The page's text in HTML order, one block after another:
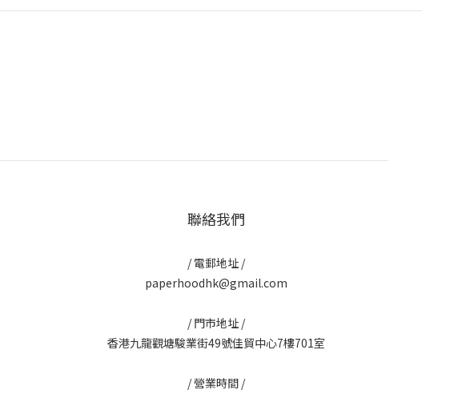
聯絡我們
/ 電郵地址 /
paperhoodhk@gmail.com
/ 門市地址 /
香港九龍觀塘駿業街49號佳貿中心7樓701室
/ 營業時間 /